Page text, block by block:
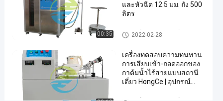
#
อุปกรณ์
ทดสอบ
#
ห้อง
ทดสอบ
ด้านสิ่ง
00:35
และหัวฉีด 12.5 มม. ถัง 500
ลิตร
อุปกรณ์ทดสอบอุปกรณ์ป้องกันกา
รเข้า
2022-02-28
เครื่องทดสอบความทนทาน
การเสียบเข้า-ถอดออกของ
กาต้มน้ำไร้สายแบบสถานี
เดี่ยว HongCe | อุปกรณ์